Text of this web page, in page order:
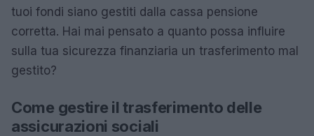
tuoi fondi siano gestiti dalla cassa pensione
corretta. Hai mai pensato a quanto possa influire
sulla tua sicurezza finanziaria un trasferimento mal
gestito?
Come gestire il trasferimento delle
assicurazioni sociali